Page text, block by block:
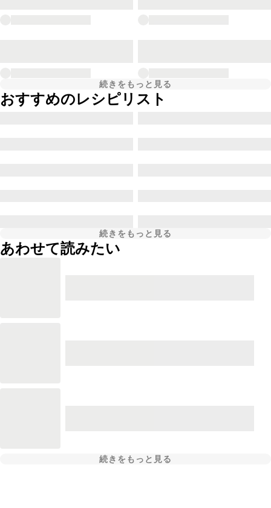
続きをもっと見る
おすすめのレシピリスト
続きをもっと見る
あわせて読みたい
続きをもっと見る